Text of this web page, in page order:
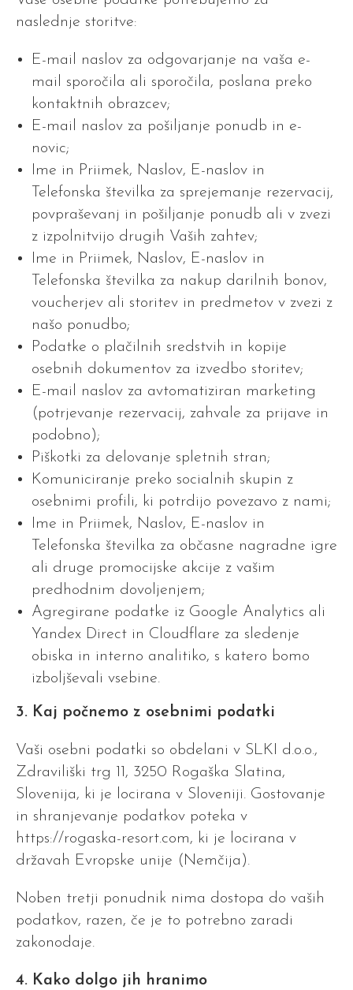
naslednje storitve:
E-mail naslov za odgovarjanje na vaša e-
mail sporočila ali sporočila, poslana preko
kontaktnih obrazcev;
E-mail naslov za pošiljanje ponudb in e-
novic;
Ime in Priimek, Naslov, E-naslov in
Telefonska številka za sprejemanje rezervacij,
povpraševanj in pošiljanje ponudb ali v zvezi
z izpolnitvijo drugih Vaših zahtev;
Ime in Priimek, Naslov, E-naslov in
Telefonska številka za nakup darilnih bonov,
voucherjev ali storitev in predmetov v zvezi z
našo ponudbo;
Podatke o plačilnih sredstvih in kopije
osebnih dokumentov za izvedbo storitev;
E-mail naslov za avtomatiziran marketing
(potrjevanje rezervacij, zahvale za prijave in
podobno);
Piškotki za delovanje spletnih stran;
Komuniciranje preko socialnih skupin z
osebnimi profili, ki potrdijo povezavo z nami;
Ime in Priimek, Naslov, E-naslov in
Telefonska številka za občasne nagradne igre
ali druge promocijske akcije z vašim
predhodnim dovoljenjem;
Agregirane podatke iz Google Analytics ali
Yandex Direct in Cloudflare za sledenje
obiska in interno analitiko, s katero bomo
izboljševali vsebine.
3. Kaj počnemo z osebnimi podatki
Vaši osebni podatki so obdelani v SLKI d.o.o.,
Zdraviliški trg 11, 3250 Rogaška Slatina,
Slovenija, ki je locirana v Sloveniji. Gostovanje
in shranjevanje podatkov poteka v
https://rogaska-resort.com, ki je locirana v
državah Evropske unije (Nemčija).
Noben tretji ponudnik nima dostopa do vaših
podatkov, razen, če je to potrebno zaradi
zakonodaje.
4. Kako dolgo jih hranimo